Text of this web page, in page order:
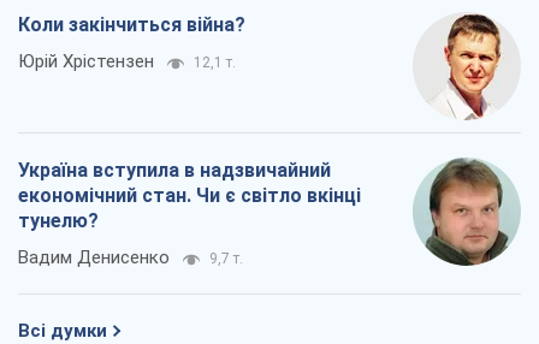
Коли закінчиться війна?
Юрій Хрістензен 12,1 т.
Україна вступила в надзвичайний
економічний стан. Чи є світло вкінці
тунелю?
Вадим Денисенко 9,7 т.
Всі думки